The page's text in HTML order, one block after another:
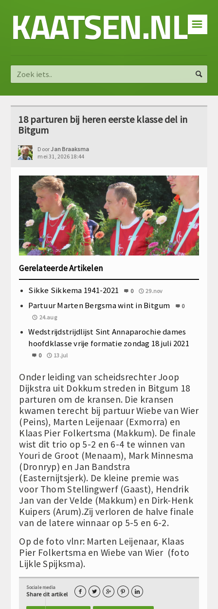
☰
KAATSEN.NL
18 parturen bij heren eerste klasse del in
Bitgum
DoorJan Braaksma
mei 31, 2026 18:44
Gerelateerde Artikelen
Sikke Sikkema 1941-2021 0 29.nov
Partuur Marten Bergsma wint in Bitgum
0
24.aug
Wedstrijdstrijdlijst Sint Annaparochie dames
hoofdklasse vrije formatie zondag 18 juli 2021
0 13.jul
Onder leiding van scheidsrechter Joop
Dijkstra uit Dokkum streden in Bitgum 18
parturen om de kransen. Die kransen
kwamen terecht bij partuur Wiebe van Wier
(Peins), Marten Leijenaar (Exmorra) en
Klaas Pier Folkertsma (Makkum). De finale
wist dit trio op 5-2 en 6-4 te winnen van
Youri de Groot (Menaam), Mark Minnesma
(Dronryp) en Jan Bandstra
(Easternijtsjerk). De kleine premie was
voor Thom Stellingwerf (Gaast), Hendrik
Jan van der Velde (Makkum) en Dirk-Henk
Kuipers (Arum).Zij verloren de halve finale
van de latere winnaar op 5-5 en 6-2.
Op de foto vlnr: Marten Leijenaar, Klaas
Pier Folkertsma en Wiebe van Wier (foto
Lijkle Spijksma).
Sociale media
Share dit artikel     